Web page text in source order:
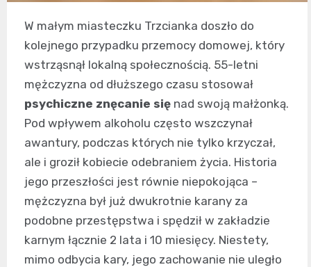
W małym miasteczku Trzcianka doszło do
kolejnego przypadku przemocy domowej, który
wstrząsnął lokalną społecznością. 55-letni
mężczyzna od dłuższego czasu stosował
psychiczne znęcanie się nad swoją małżonką.
Pod wpływem alkoholu często wszczynał
awantury, podczas których nie tylko krzyczał,
ale i groził kobiecie odebraniem życia. Historia
jego przeszłości jest równie niepokojąca –
mężczyzna był już dwukrotnie karany za
podobne przestępstwa i spędził w zakładzie
karnym łącznie 2 lata i 10 miesięcy. Niestety,
mimo odbycia kary, jego zachowanie nie uległo